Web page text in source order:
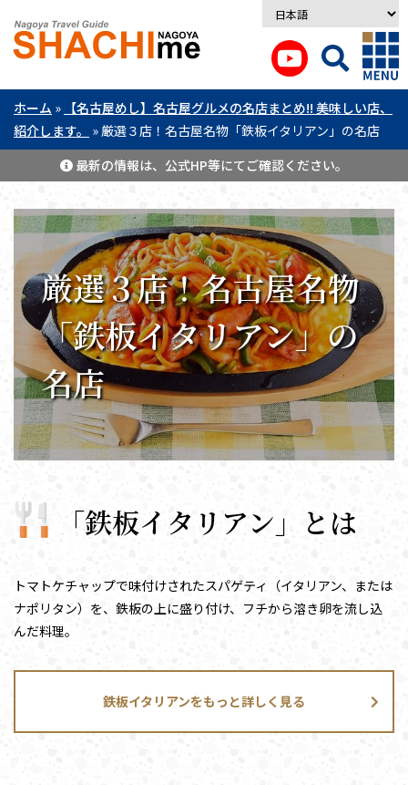
ホーム » 【名古屋めし】名古屋グルメの名店まとめ!! 美味しい店、
紹介します。
»厳選３店！名古屋名物「鉄板イタリアン」の名店
最新の情報は、公式HP等にてご確認ください。
厳選３店！名古屋名物
「鉄板イタリアン」の
名店
「鉄板イタリアン」とは
トマトケチャップで味付けされたスパゲティ（イタリアン、または
ナポリタン）を、鉄板の上に盛り付け、フチから溶き卵を流し込
んだ料理。
鉄板イタリアンをもっと詳しく見る